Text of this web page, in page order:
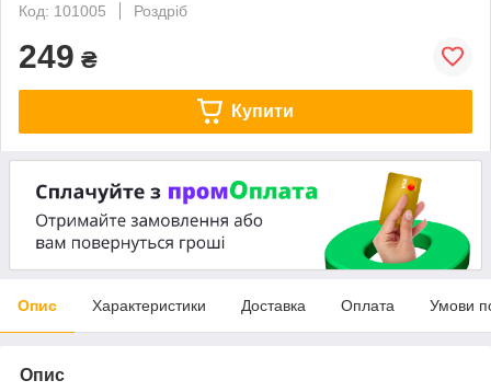
Код: 101005
Роздріб
249 ₴
Купити
Опис Характеристики Доставка Оплата Умови
Опис